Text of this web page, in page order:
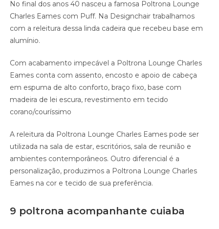
No final dos anos 40 nasceu a famosa Poltrona Lounge
Charles Eames com Puff. Na Designchair trabalhamos
com a releitura dessa linda cadeira que recebeu base em
alumínio.
Com acabamento impecável a Poltrona Lounge Charles
Eames conta com assento, encosto e apoio de cabeça
em espuma de alto conforto, braço fixo, base com
madeira de lei escura, revestimento em tecido
corano/couríssimo
A releitura da Poltrona Lounge Charles Eames pode ser
utilizada na sala de estar, escritórios, sala de reunião e
ambientes contemporâneos. Outro diferencial é a
personalização, produzimos a Poltrona Lounge Charles
Eames na cor e tecido de sua preferência.
9 poltrona acompanhante cuiaba